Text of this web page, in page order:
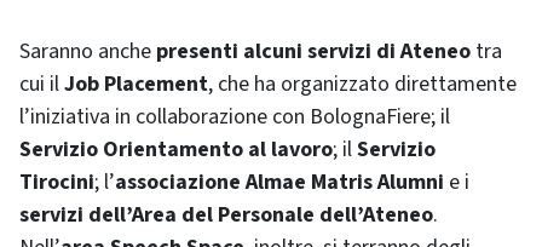
Saranno anche presenti alcuni servizi di Ateneo tra
cui ilJob Placement, che ha organizzato direttamente
l’iniziativa in collaborazione con BolognaFiere; il
Servizio Orientamento al lavoro; ilServizio
Tirocini; l’associazione Almae Matris Alumni e i
servizi dell’Area del Personale dell’Ateneo.